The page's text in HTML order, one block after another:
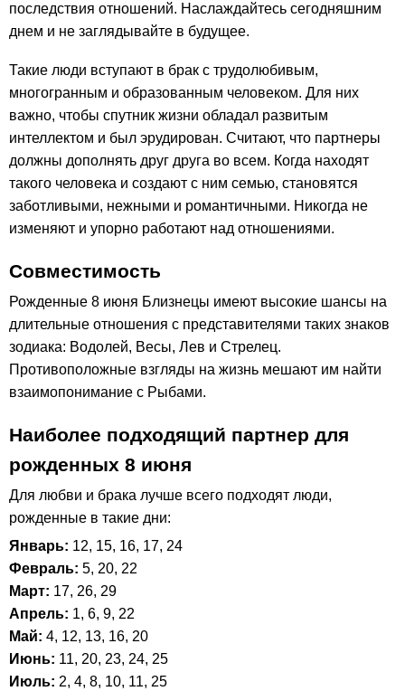
последствия отношений. Наслаждайтесь сегодняшним
днем и не заглядывайте в будущее.
Такие люди вступают в брак с трудолюбивым,
многогранным и образованным человеком. Для них
важно, чтобы спутник жизни обладал развитым
интеллектом и был эрудирован. Считают, что партнеры
должны дополнять друг друга во всем. Когда находят
такого человека и создают с ним семью, становятся
заботливыми, нежными и романтичными. Никогда не
изменяют и упорно работают над отношениями.
Совместимость
Рожденные 8 июня Близнецы имеют высокие шансы на
длительные отношения с представителями таких знаков
зодиака: Водолей, Весы, Лев и Стрелец.
Противоположные взгляды на жизнь мешают им найти
взаимопонимание с Рыбами.
Наиболее подходящий партнер для
рожденных 8 июня
Для любви и брака лучше всего подходят люди,
рожденные в такие дни:
Январь: 12, 15, 16, 17, 24
Февраль: 5, 20, 22
Март: 17, 26, 29
Апрель: 1, 6, 9, 22
Май: 4, 12, 13, 16, 20
Июнь: 11, 20, 23, 24, 25
Июль: 2, 4, 8, 10, 11, 25